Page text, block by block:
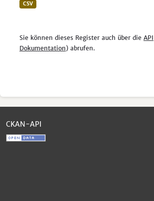
CSV
Sie können dieses Register auch über die API
Dokumentation) abrufen.
CKAN-API